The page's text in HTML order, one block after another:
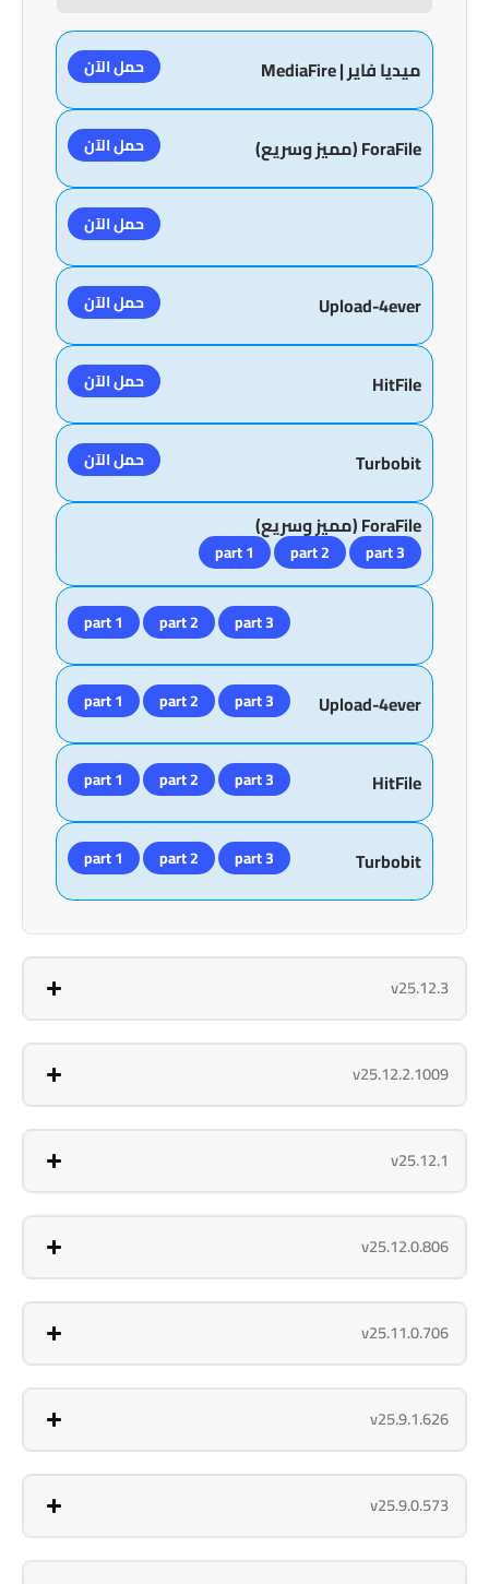
ميديا فاير | MediaFire حمل الآن
ForaFile (مميز وسريع) حمل الآن
حمل الآن
Upload-4ever حمل الآن
HitFile حمل الآن
Turbobit حمل الآن
ForaFile (مميز وسريع)
part 1 part 2 part 3
part 1 part 2 part 3
Upload-4ever
part 1 part 2 part 3
HitFile
part 1 part 2 part 3
Turbobit
part 1 part 2 part 3
v25.12.3
v25.12.2.1009
v25.12.1
v25.12.0.806
v25.11.0.706
v25.9.1.626
v25.9.0.573